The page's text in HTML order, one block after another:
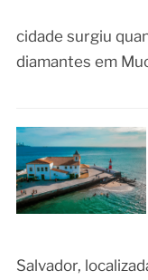
cidade surgiu
diamantes em
Salvador,